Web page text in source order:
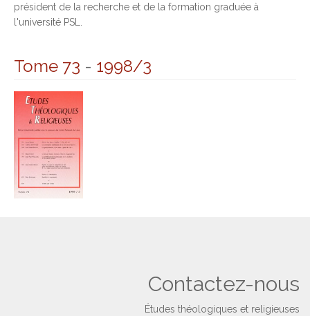
président de la recherche et de la formation graduée à
l'université PSL.
Tome 73 - 1998/3
Contactez-nous
Études théologiques et religieuses